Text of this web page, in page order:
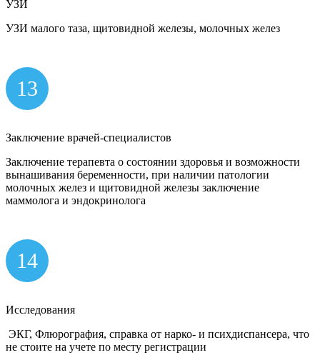
УЗИ
УЗИ малого таза, щитовидной железы, молочных желез
13
Заключение врачей-специалистов
Заключение терапевта о состоянии здоровья и возможности
вынашивания беременности, при наличии патологии
молочных желез и щитовидной железы заключение
маммолога и эндокринолога
14
Исследования
ЭКГ, Флюрография, справка от нарко- и психдиспансера, что
не стоите на учете по месту регистрации